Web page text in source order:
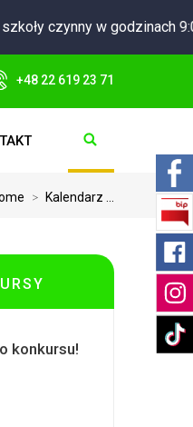
czynny w godzinach
+48 22 619 23 71
> Kalendarz ...
konkursu!